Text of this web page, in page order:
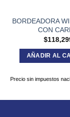
BORDEADORA
CON
$
AÑADIR AL
Precio sin impuestos